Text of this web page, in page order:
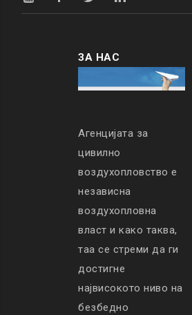
ЗА НАС
Агенцијата за
цивилно
воздухопловство е
независна
воздухопловна
власт и како таква,
таа се стреми да ги
достигне
највисокото ниво на
безбедно